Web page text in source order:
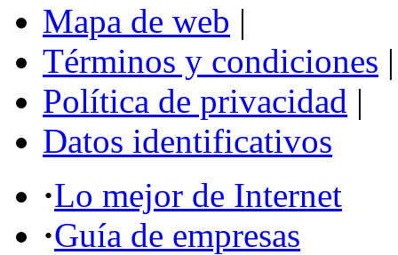
Mapa de web |
Términos y condiciones |
Política de privacidad |
Datos identificativos
·Lo mejor de Internet
·Guía de empresas